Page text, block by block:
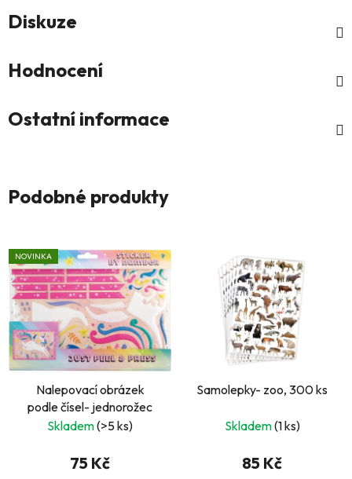
Diskuze
Hodnocení
Ostatní informace
Podobné produkty
NOVINKA
Nalepovací obrázek
podle čísel- jednorožec
Skladem(>5 ks)
75 Kč
Samolepky- zoo, 300 ks
Skladem(1 ks)
85 Kč